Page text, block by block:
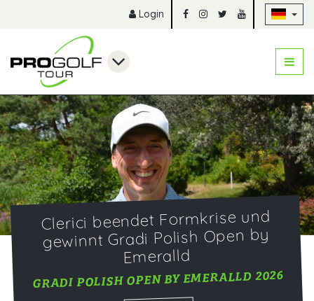
Login
Clerici beendet Formkrise und
gewinnt Gradi Polish Open by
Emeralld
GRADI POLISH OPEN BY EMERALLD 2026